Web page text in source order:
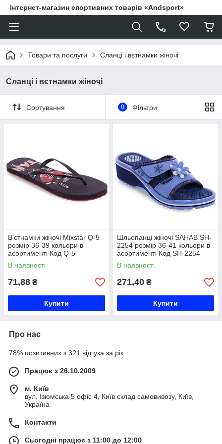
Інтернет-магазин спортивних товарів «Andsport»
Товари та послуги Сланці і вєтнамки жіночі
Сланці і вєтнамки жіночі
Сортування 0 Фільтри
В'єтнамки жіночі Mixstar Q-5
розмір 36-39 кольори в
асортименті Код Q-5
В наявності
71,88 ₴
Купити
Шльопанці жіночі SAHAB SH-
2254 розмір 36-41 кольори в
асортименті Код SH-2254
В наявності
271,40 ₴
Купити
Про нас
78% позитивних з 321 відгука за рік
Працює з 26.10.2009
м. Київ
вул. Ізюмська 5 офіс 4, Київ склад самовивозу, Київ,
Україна
Контакти
Сьогодні працює з 11:00 до 12:00